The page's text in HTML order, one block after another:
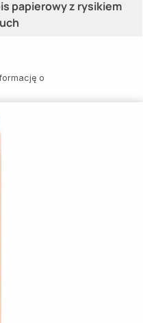
papierowy z rysikiem
o